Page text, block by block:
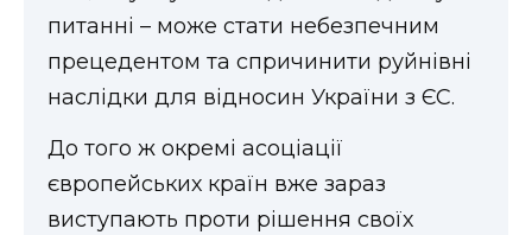
питанні – може стати небезпечним
прецедентом та спричинити руйнівні
наслідки для відносин України з ЄС.
До того ж окремі асоціації
європейських країн вже зараз
виступають проти рішення своїх